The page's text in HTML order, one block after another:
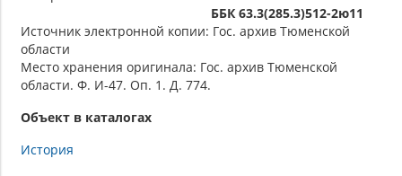
ББК 63.3(285.3)512-2ю11
Источник электронной копии: Гос. архив Тюменской
области
Место хранения оригинала: Гос. архив Тюменской
области. Ф. И-47. Оп. 1. Д. 774.
Объект в каталогах
История